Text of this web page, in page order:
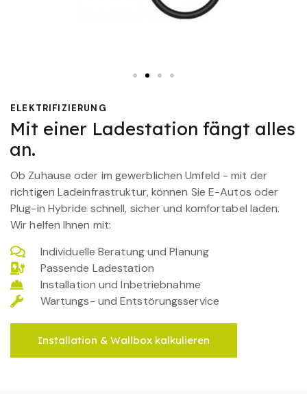
ELEKTRIFIZIERUNG
Mit einer Ladestation fängt alles
an.
Ob Zuhause oder im gewerblichen Umfeld - mit der
richtigen Ladeinfrastruktur, können Sie E-Autos oder
Plug-in Hybride schnell, sicher und komfortabel laden.
Wir helfen Ihnen mit:
Individuelle Beratung und Planung
Passende Ladestation
Installation und Inbetriebnahme
Wartungs- und Entstörungsservice
Installation & Wallbox kalkulieren